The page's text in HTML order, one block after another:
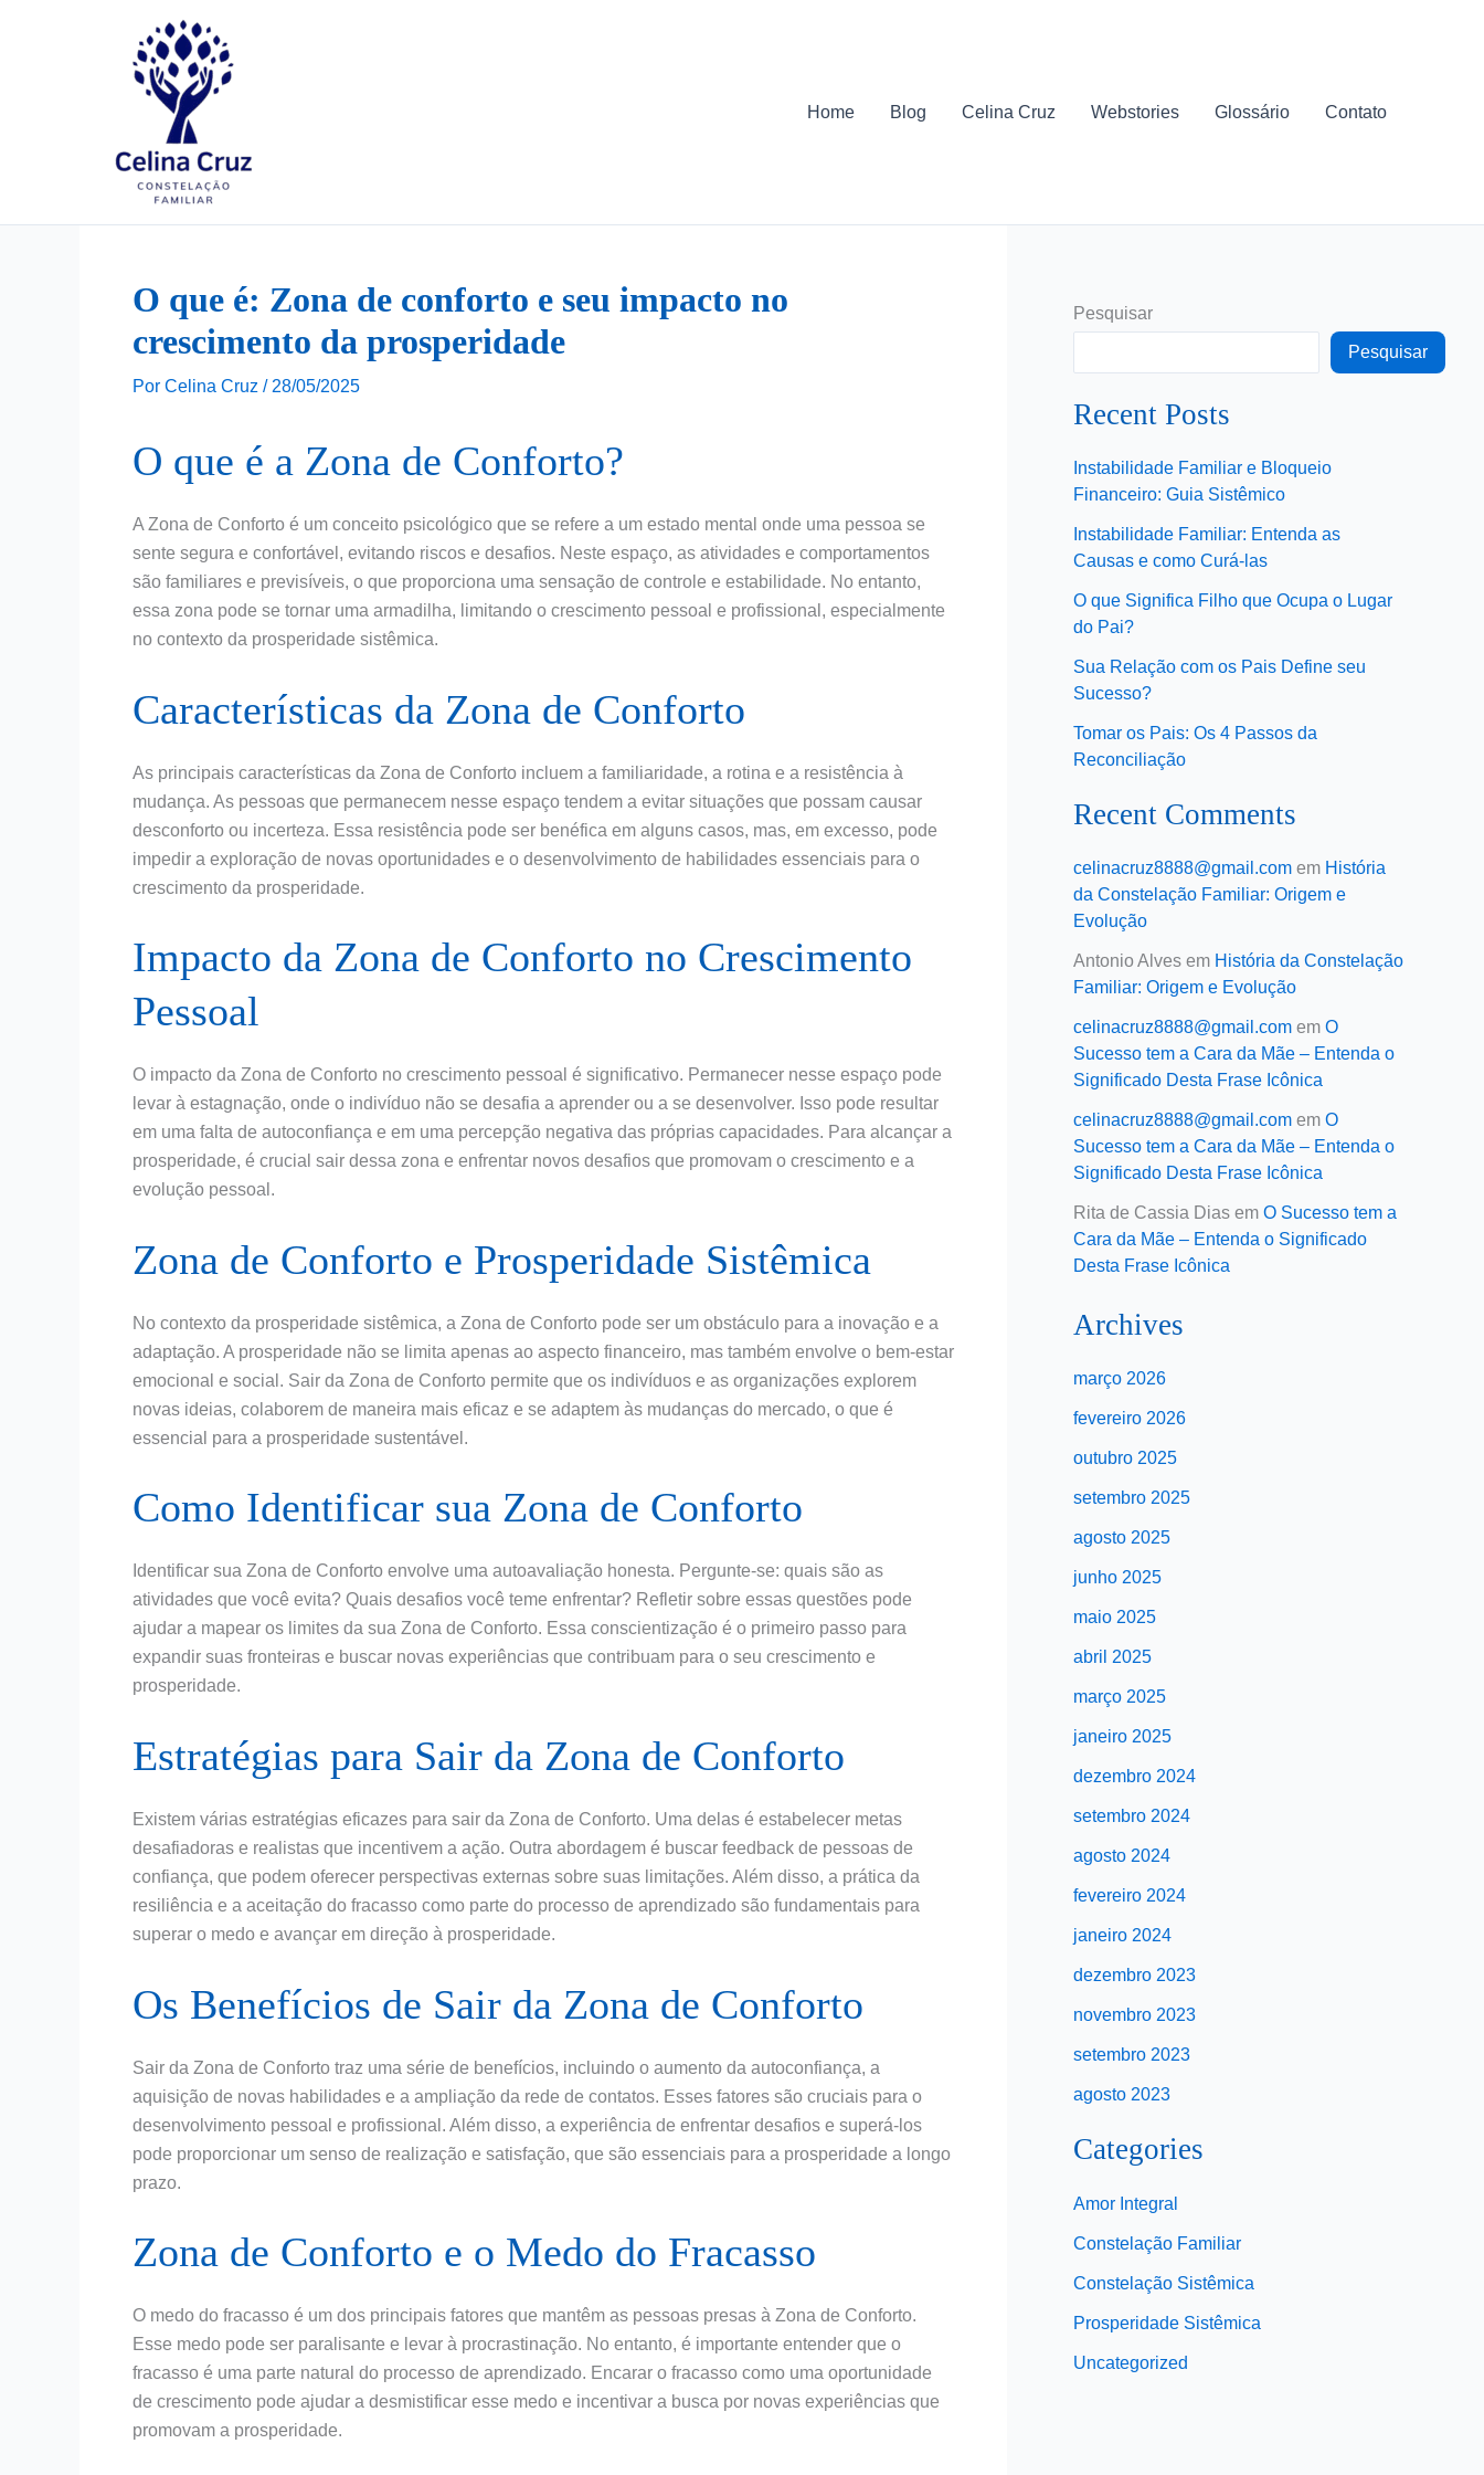
Home Blog Celina Cruz Webstories Glossário Contato
O que é: Zona de conforto e seu impacto no
crescimento da prosperidade
Por Celina Cruz / 28/05/2025
O que é a Zona de Conforto?
A Zona de Conforto é um conceito psicológico que se refere a um estado mental onde uma pessoa se
sente segura e confortável, evitando riscos e desafios. Neste espaço, as atividades e comportamentos
são familiares e previsíveis, o que proporciona uma sensação de controle e estabilidade. No entanto,
essa zona pode se tornar uma armadilha, limitando o crescimento pessoal e profissional, especialmente
no contexto da prosperidade sistêmica.
Características da Zona de Conforto
As principais características da Zona de Conforto incluem a familiaridade, a rotina e a resistência à
mudança. As pessoas que permanecem nesse espaço tendem a evitar situações que possam causar
desconforto ou incerteza. Essa resistência pode ser benéfica em alguns casos, mas, em excesso, pode
impedir a exploração de novas oportunidades e o desenvolvimento de habilidades essenciais para o
crescimento da prosperidade.
Impacto da Zona de Conforto no Crescimento
Pessoal
O impacto da Zona de Conforto no crescimento pessoal é significativo. Permanecer nesse espaço pode
levar à estagnação, onde o indivíduo não se desafia a aprender ou a se desenvolver. Isso pode resultar
em uma falta de autoconfiança e em uma percepção negativa das próprias capacidades. Para alcançar a
prosperidade, é crucial sair dessa zona e enfrentar novos desafios que promovam o crescimento e a
evolução pessoal.
Zona de Conforto e Prosperidade Sistêmica
No contexto da prosperidade sistêmica, a Zona de Conforto pode ser um obstáculo para a inovação e a
adaptação. A prosperidade não se limita apenas ao aspecto financeiro, mas também envolve o bem-estar
emocional e social. Sair da Zona de Conforto permite que os indivíduos e as organizações explorem
novas ideias, colaborem de maneira mais eficaz e se adaptem às mudanças do mercado, o que é
essencial para a prosperidade sustentável.
Como Identificar sua Zona de Conforto
Identificar sua Zona de Conforto envolve uma autoavaliação honesta. Pergunte-se: quais são as
atividades que você evita? Quais desafios você teme enfrentar? Refletir sobre essas questões pode
ajudar a mapear os limites da sua Zona de Conforto. Essa conscientização é o primeiro passo para
expandir suas fronteiras e buscar novas experiências que contribuam para o seu crescimento e
prosperidade.
Estratégias para Sair da Zona de Conforto
Existem várias estratégias eficazes para sair da Zona de Conforto. Uma delas é estabelecer metas
desafiadoras e realistas que incentivem a ação. Outra abordagem é buscar feedback de pessoas de
confiança, que podem oferecer perspectivas externas sobre suas limitações. Além disso, a prática da
resiliência e a aceitação do fracasso como parte do processo de aprendizado são fundamentais para
superar o medo e avançar em direção à prosperidade.
Os Benefícios de Sair da Zona de Conforto
Sair da Zona de Conforto traz uma série de benefícios, incluindo o aumento da autoconfiança, a
aquisição de novas habilidades e a ampliação da rede de contatos. Esses fatores são cruciais para o
desenvolvimento pessoal e profissional. Além disso, a experiência de enfrentar desafios e superá-los
pode proporcionar um senso de realização e satisfação, que são essenciais para a prosperidade a longo
prazo.
Zona de Conforto e o Medo do Fracasso
O medo do fracasso é um dos principais fatores que mantêm as pessoas presas à Zona de Conforto.
Esse medo pode ser paralisante e levar à procrastinação. No entanto, é importante entender que o
fracasso é uma parte natural do processo de aprendizado. Encarar o fracasso como uma oportunidade
de crescimento pode ajudar a desmistificar esse medo e incentivar a busca por novas experiências que
promovam a prosperidade.
Pesquisar
Pesquisar
Recent Posts
Instabilidade Familiar e Bloqueio
Financeiro: Guia Sistêmico
Instabilidade Familiar: Entenda as
Causas e como Curá-las
O que Significa Filho que Ocupa o Lugar
do Pai?
Sua Relação com os Pais Define seu
Sucesso?
Tomar os Pais: Os 4 Passos da
Reconciliação
Recent Comments
celinacruz8888@gmail.com em História
da Constelação Familiar: Origem e
Evolução
Antonio Alves em História da Constelação
Familiar: Origem e Evolução
celinacruz8888@gmail.com em O
Sucesso tem a Cara da Mãe – Entenda o
Significado Desta Frase Icônica
celinacruz8888@gmail.com em O
Sucesso tem a Cara da Mãe – Entenda o
Significado Desta Frase Icônica
Rita de Cassia Dias em O Sucesso tem a
Cara da Mãe – Entenda o Significado
Desta Frase Icônica
Archives
março 2026
fevereiro 2026
outubro 2025
setembro 2025
agosto 2025
junho 2025
maio 2025
abril 2025
março 2025
janeiro 2025
dezembro 2024
setembro 2024
agosto 2024
fevereiro 2024
janeiro 2024
dezembro 2023
novembro 2023
setembro 2023
agosto 2023
Categories
Amor Integral
Constelação Familiar
Constelação Sistêmica
Prosperidade Sistêmica
Uncategorized